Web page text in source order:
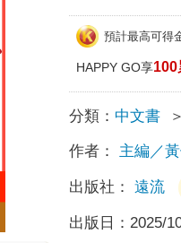
預計最高可得
HAPPY GO享100
分類： 中文書 ＞
作者： 主編／
出版社： 遠流
出版日： 2025/